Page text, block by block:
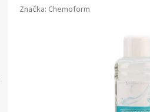
Značka: Chemoform